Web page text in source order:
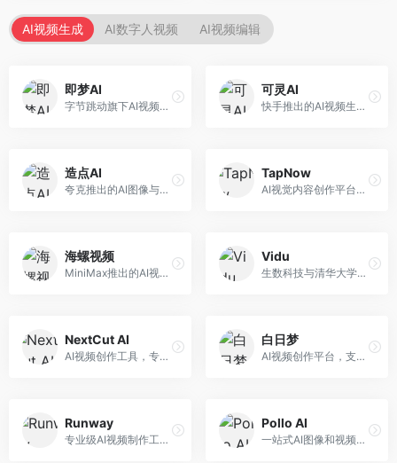
AI视频生成 AI数字人视频 AI视频编辑
即梦AI
字节跳动旗下AI视频创作平台，支持多模态内容生成。面向内容创作者和营销人员，提供文生视频、图生视频、智能剪辑等功能，中文理解能力强，创作效率高。
可灵AI
快手推出的AI视频生成平台，支持文生视频和图生视频，可生成长达2分钟的高质量视频内容。面向短视频创作者和营销人员，操作简便，生成效果逼真，适合商业推广和创意表达。
造点AI
夸克推出的AI图像与视频创作平台。面向普通用户和内容创作者，提供文生图、文生视频等功能，操作简便，与夸克生态深度整合。
TapNow
AI视觉内容创作平台，整合图像与视频生成能力。面向内容创作者，提供文生图、文生视频、智能编辑等服务，创作工具丰富，一站式体验便捷。
海螺视频
MiniMax推出的AI视频生成工具，支持高质量视频创作。面向内容创作者，提供文生视频、视频编辑等功能，生成速度快，视频效果自然流畅。
Vidu
生数科技与清华大学联合研发的AI视频生成大模型。面向视频创作者和内容生产者，支持文生视频、图生视频，视频质量高，物理运动理解准确，国产视频生成领先工具。
NextCut AI
AI视频创作工具，专注于智能剪辑和视频生成。面向视频创作者，提供智能剪辑、视频生成、特效添加等功能，剪辑效率高，适合快节奏内容生产。
白日梦
AI视频创作平台，支持生成长达50分钟的长视频内容。面向长视频创作者和内容生产者，支持故事视频生成、视频编辑等功能，适合叙事性内容创作。
Runway
专业级AI视频制作工具，支持视频生成与编辑。面向影视制作人和创意工作者，提供文生视频、视频编辑、绿幕抠像等专业功能，视频处理能力强，适合专业创作场景。
Pollo AI
一站式AI图像和视频创作平台，整合多种生成工具。面向内容创作者，提供文生图、文生视频、视频编辑等服务，创作工具全面，一站式体验便捷。